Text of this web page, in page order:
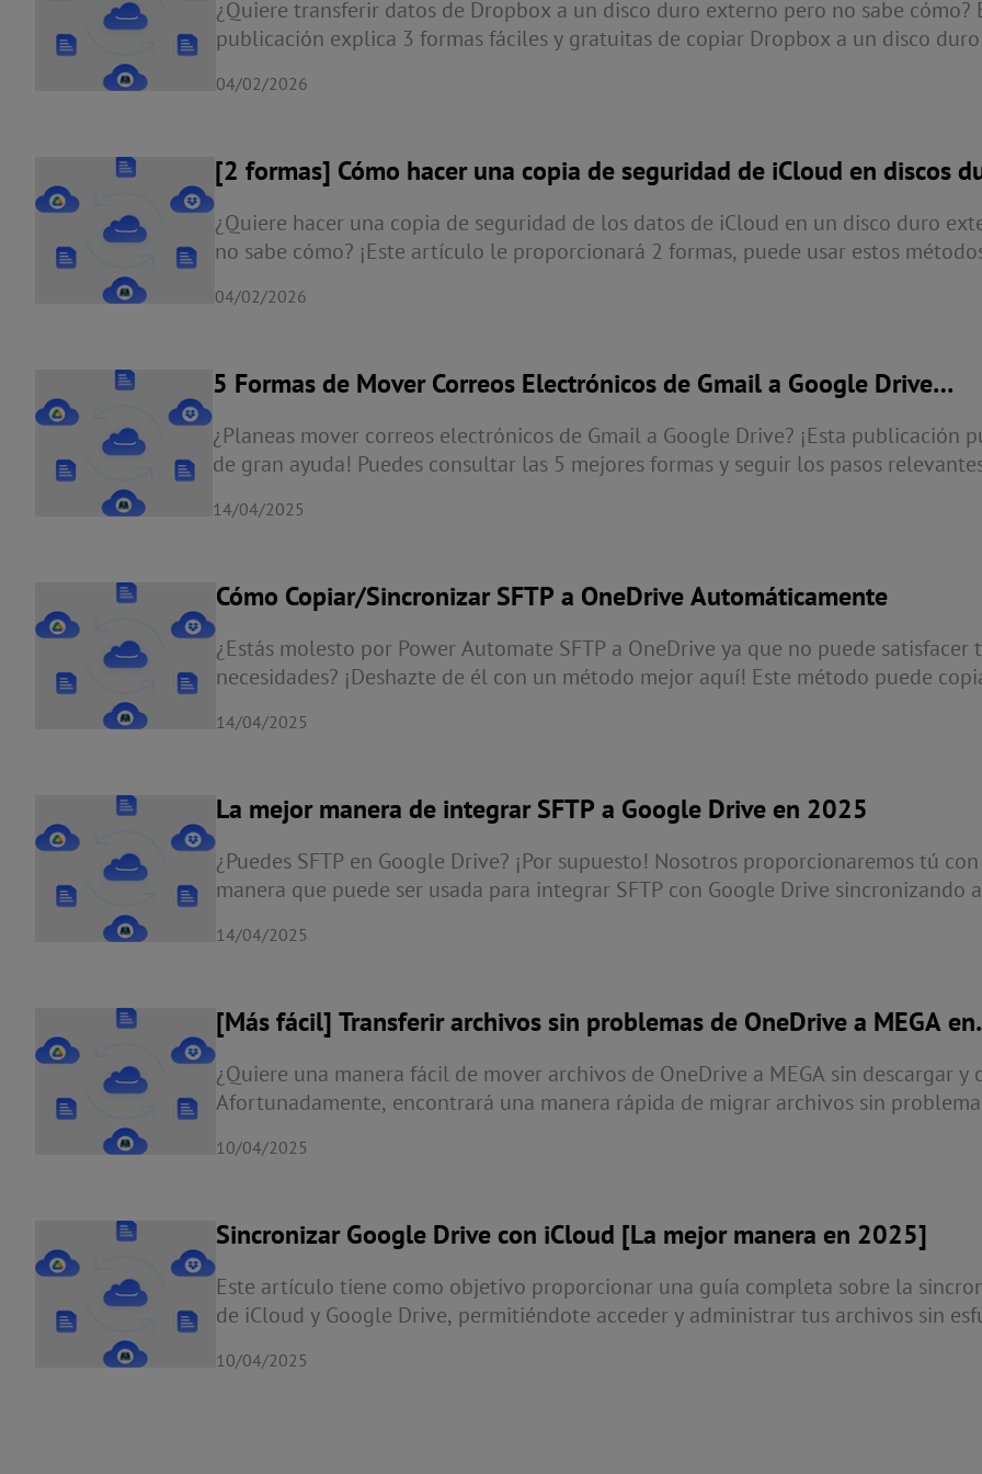
¿Quiere transferir datos de Dropbox a un disco duro externo pero no sabe cómo?
publicación explica 3 formas fáciles y gratuitas de copiar Dropbox a un disco
herramienta basada en la web para transferir Dropbox a otra nube.
04/02/2026
[2 formas] Cómo hacer una copia de seguridad de iCloud en discos
externos
¿Quiere hacer una copia de seguridad de los datos de iCloud en un disco duro
no sabe cómo? ¡Este artículo le proporcionará 2 formas, puede usar estos
04/02/2026
5 Formas de Mover Correos Electrónicos de Gmail a Google Drive
Automáticamente
¿Planeas mover correos electrónicos de Gmail a Google Drive? ¡Esta publicación
de gran ayuda! Puedes consultar las 5 mejores formas y seguir los pasos
si dominas las siguientes formas.
14/04/2025
Cómo Copiar/Sincronizar SFTP a OneDrive Automáticamente
¿Estás molesto por Power Automate SFTP a OneDrive ya que no puede satisfacer
necesidades? ¡Deshazte de él con un método mejor aquí! Este método puede
tu tarea. Además, también existe la mejor manera de realizar la integración de
14/04/2025
La mejor manera de integrar SFTP a Google Drive en 2025
¿Puedes SFTP en Google Drive? ¡Por supuesto! Nosotros proporcionaremos tú
manera que puede ser usada para integrar SFTP con Google Drive sincronizando
crear una tarea que satisfaga tus necesidades precisamente.
14/04/2025
[Más fácil] Transferir archivos sin problemas de OneDrive a MEGA en
2025
¿Quiere una manera fácil de mover archivos de OneDrive a MEGA sin descargar y
Afortunadamente, encontrará una manera rápida de migrar archivos sin
10/04/2025
Sincronizar Google Drive con iCloud [La mejor manera en 2025]
Este artículo tiene como objetivo proporcionar una guía completa sobre la
de iCloud y Google Drive, permitiéndote acceder y administrar tus archivos sin
Drive e iCloud!
10/04/2025